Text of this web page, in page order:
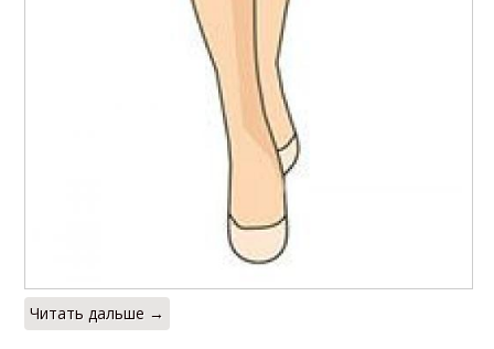
Читать дальше →